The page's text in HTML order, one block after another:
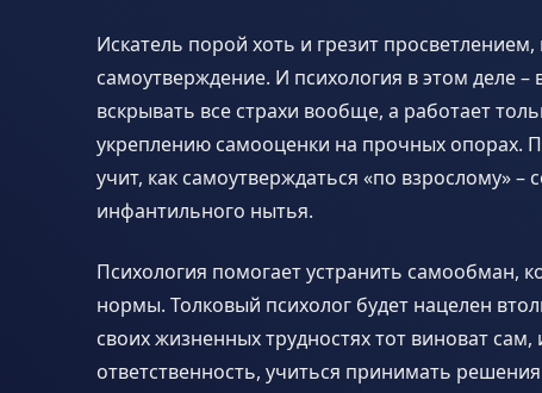
Искатель порой хоть и грезит
самоутверждение. И психология в этом деле –
вскрывать все страхи вообще, а работает
укреплению самооценки на прочных опорах.
учит, как самоутверждаться «по взрослому»
инфантильного нытья.
Психология помогает устранить самообман,
нормы. Толковый психолог будет нацелен
своих жизненных трудностях тот виноват
ответственность, учиться принимать